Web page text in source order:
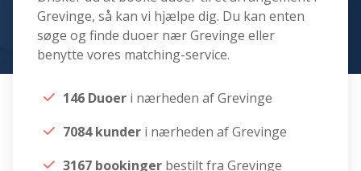
Grevinge, så kan vi hjælpe dig. Du kan enten
søge og finde duoer nær Grevinge eller
benytte vores matching-service.
146 Duoer i nærheden af Grevinge
7084 kunder i nærheden af Grevinge
3167 bookinger bestilt fra Grevinge